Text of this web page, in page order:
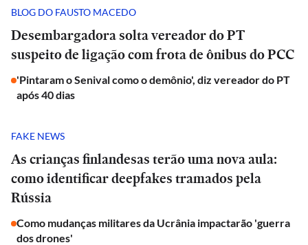
BLOG DO FAUSTO MACEDO
Desembargadora solta vereador do PT
suspeito de ligação com frota de ônibus do PCC
'Pintaram o Senival como o demônio', diz vereador do PT
após 40 dias
FAKE NEWS
As crianças finlandesas terão uma nova aula:
como identificar deepfakes tramados pela
Rússia
Como mudanças militares da Ucrânia impactarão 'guerra
dos drones'